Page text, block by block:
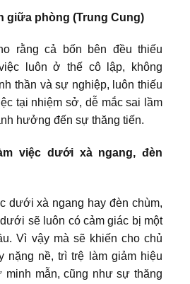
giữa phòng (Trung Cung)
rằng cả bốn bên đều thiếu
luôn ở thế cô lập, không
thần và sự nghiệp, luôn thiếu
tại nhiệm sở, dễ mắc sai lầm
hưởng đến sự thăng tiến.
việc dưới xà ngang, đèn
dưới xà ngang hay đèn chùm,
sẽ luôn có cảm giác bị một
Vì vậy mà sẽ khiến cho chủ
nặng nề, trì trệ làm giảm hiệu
minh mẫn, cũng như sự thăng